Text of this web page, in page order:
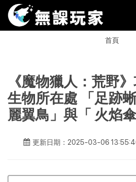
首頁
《魔物獵人：荒野
生物所在處 「足跡
麗翼鳥」與「 火焰傘
更新日期：2025-03-06